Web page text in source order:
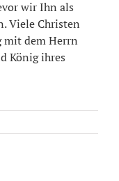
wir Ihn als
Viele Christen
mit dem Herrn
König ihres